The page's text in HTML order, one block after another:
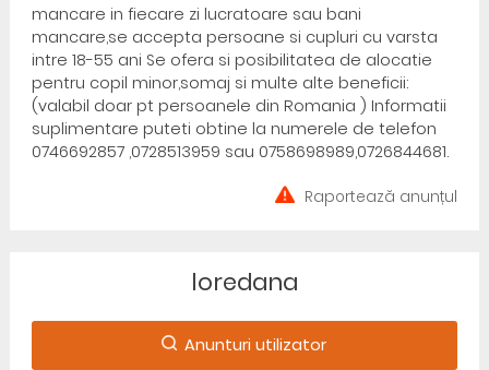
mancare in fiecare zi lucratoare sau bani
mancare,se accepta persoane si cupluri cu varsta
intre 18-55 ani Se ofera si posibilitatea de alocatie
pentru copil minor,somaj si multe alte beneficii:
(valabil doar pt persoanele din Romania ) Informatii
suplimentare puteti obtine la numerele de telefon
0746692857 ,0728513959 sau 0758698989,0726844681.
Raportează anunțul
loredana
Anunturi utilizator